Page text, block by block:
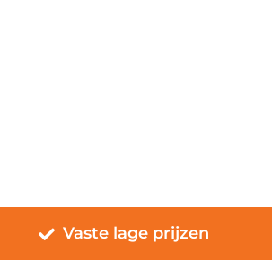
Vaste lage prijzen